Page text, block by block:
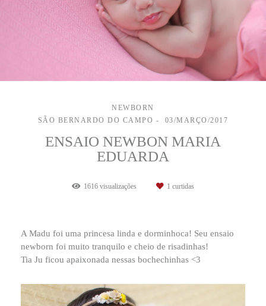
NEWBORN
SÃO BERNARDO DO CAMPO
03/MARÇO/2017
ENSAIO NEWBON MARIA
EDUARDA
1616 visualizações 1 curtidas
A Madu foi uma princesa linda e dorminhoca! Seu ensaio
newborn foi muito tranquilo e cheio de risadinhas!
Tia Ju ficou apaixonada nessas bochechinhas <3